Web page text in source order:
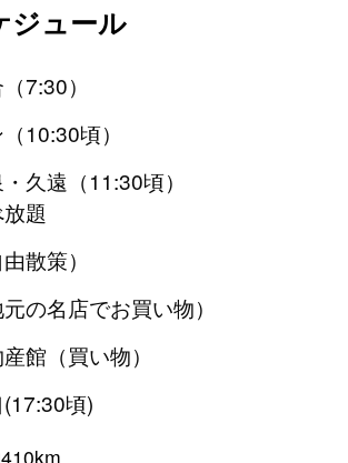
ジュール
7:30）
10:30頃）
久遠（11:30頃）
題
散策）
の名店でお買い物）
館（買い物）
頃)